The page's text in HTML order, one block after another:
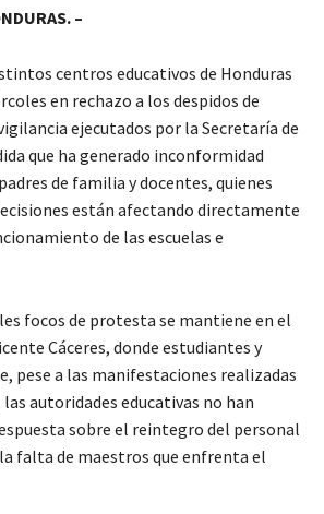
–
centros educativos de Honduras
en rechazo a los despidos de
ejecutados por la Secretaría de
que ha generado inconformidad
de familia y docentes, quienes
están afectando directamente
de las escuelas e
focos de protesta se mantiene en el
Cáceres, donde estudiantes y
pese a las manifestaciones realizadas
autoridades educativas no han
sobre el reintegro del personal
falta de maestros que enfrenta el